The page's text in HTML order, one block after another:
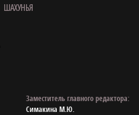
ШАХУНЬЯ
Заместитель главного редактора:
Симакина М.Ю.